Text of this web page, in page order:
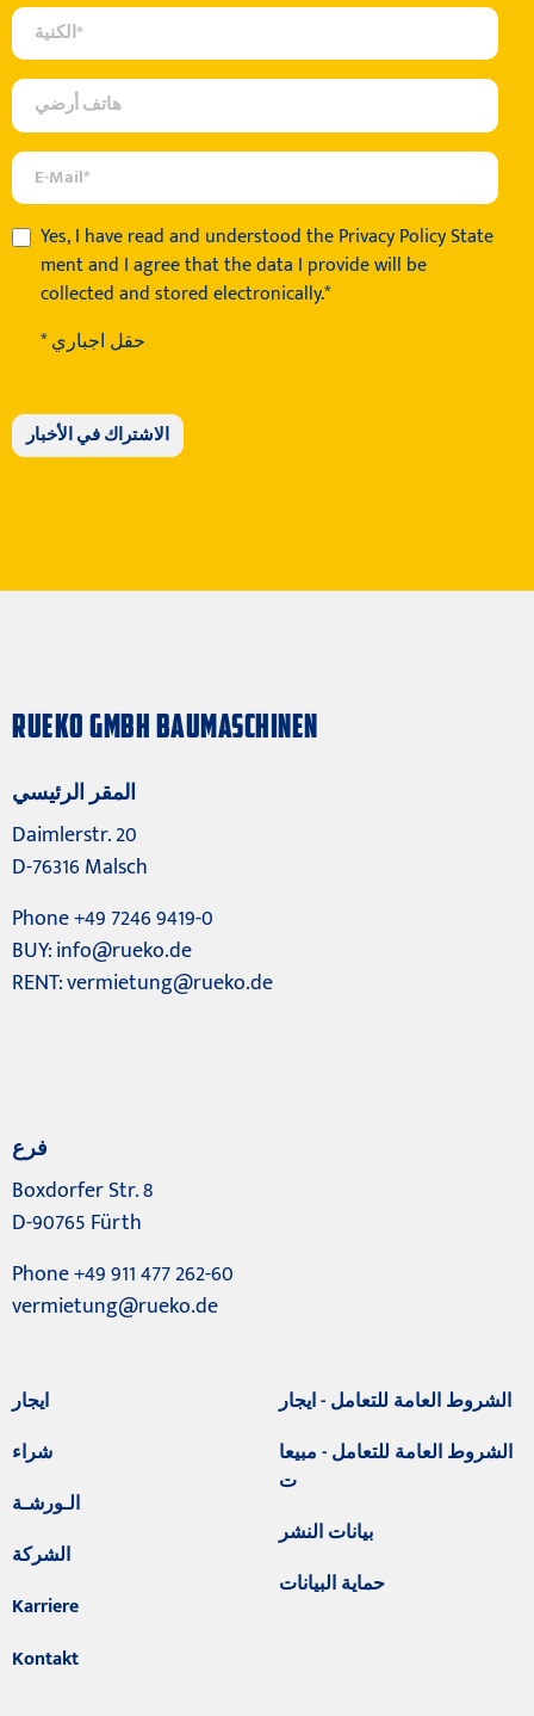
Yes, I have read and understood thePrivacy Policy State
mentand I agree that the data I provide will be
collected and stored electronically.*
* حقل اجباري
RUEKO GMBH BAUMASCHINEN
المقر الرئيسي
Daimlerstr. 20
D-76316 Malsch
Phone +49 7246 9419-0
BUY:info@rueko.de
RENT:vermietung@rueko.de
فرع
Boxdorfer Str. 8
D-90765 Fürth
Phone +49 911 477 262-60
vermietung@rueko.de
ايجار
شراء
الـورشـة
الشركة
Karriere
Kontakt
الشروط العامة للتعامل - ايجار
الشروط العامة للتعامل - مبيعا
ت
بيانات النشر
حماية البيانات